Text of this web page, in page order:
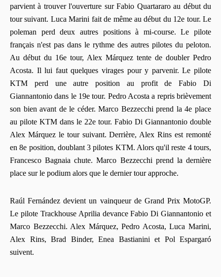
parvient à trouver l'ouverture sur Fabio Quartararo au début du
tour suivant. Luca Marini fait de même au début du 12e tour. Le
poleman perd deux autres positions à mi-course. Le pilote
français n'est pas dans le rythme des autres pilotes du peloton.
Au début du 16e tour, Alex Márquez tente de doubler Pedro
Acosta. Il lui faut quelques virages pour y parvenir. Le pilote
KTM perd une autre position au profit de Fabio Di
Giannantonio dans le 19e tour. Pedro Acosta a repris brièvement
son bien avant de le céder. Marco Bezzecchi prend la 4e place
au pilote KTM dans le 22e tour. Fabio Di Giannantonio double
Alex Márquez le tour suivant. Derrière, Alex Rins est remonté
en 8e position, doublant 3 pilotes KTM. Alors qu'il reste 4 tours,
Francesco Bagnaia chute. Marco Bezzecchi prend la dernière
place sur le podium alors que le dernier tour approche.
Raúl Fernández devient un vainqueur de Grand Prix MotoGP.
Le pilote Trackhouse Aprilia devance Fabio Di Giannantonio et
Marco Bezzecchi. Alex Márquez, Pedro Acosta, Luca Marini,
Alex Rins, Brad Binder, Enea Bastianini et Pol Espargaró
suivent.